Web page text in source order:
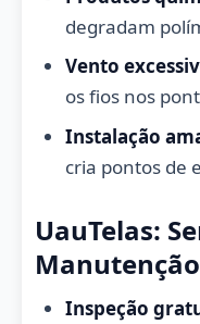
degradam
Vento
os fios nos
Instalação
cria pontos de
UauTelas:
Inspeção